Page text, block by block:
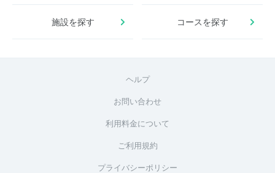
施設を探す コースを探す
ヘルプ
お問い合わせ
利用料金について
ご利用規約
プライバシーポリシー